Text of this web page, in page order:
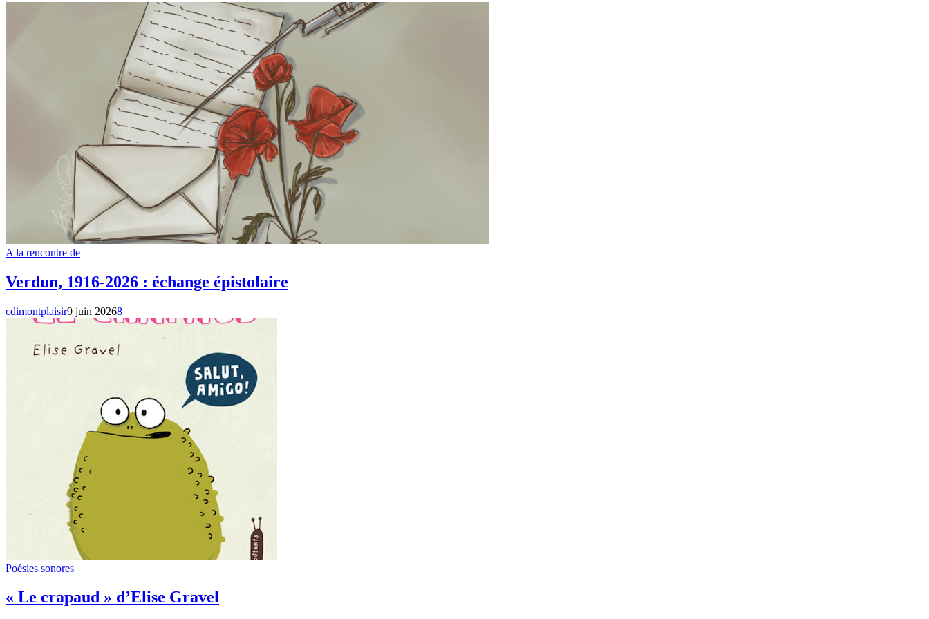
A la rencontre de
Verdun, 1916-2026 : échange épistolaire
cdimontplaisir9 juin 20268
Poésies sonores
« Le crapaud » d’Elise Gravel